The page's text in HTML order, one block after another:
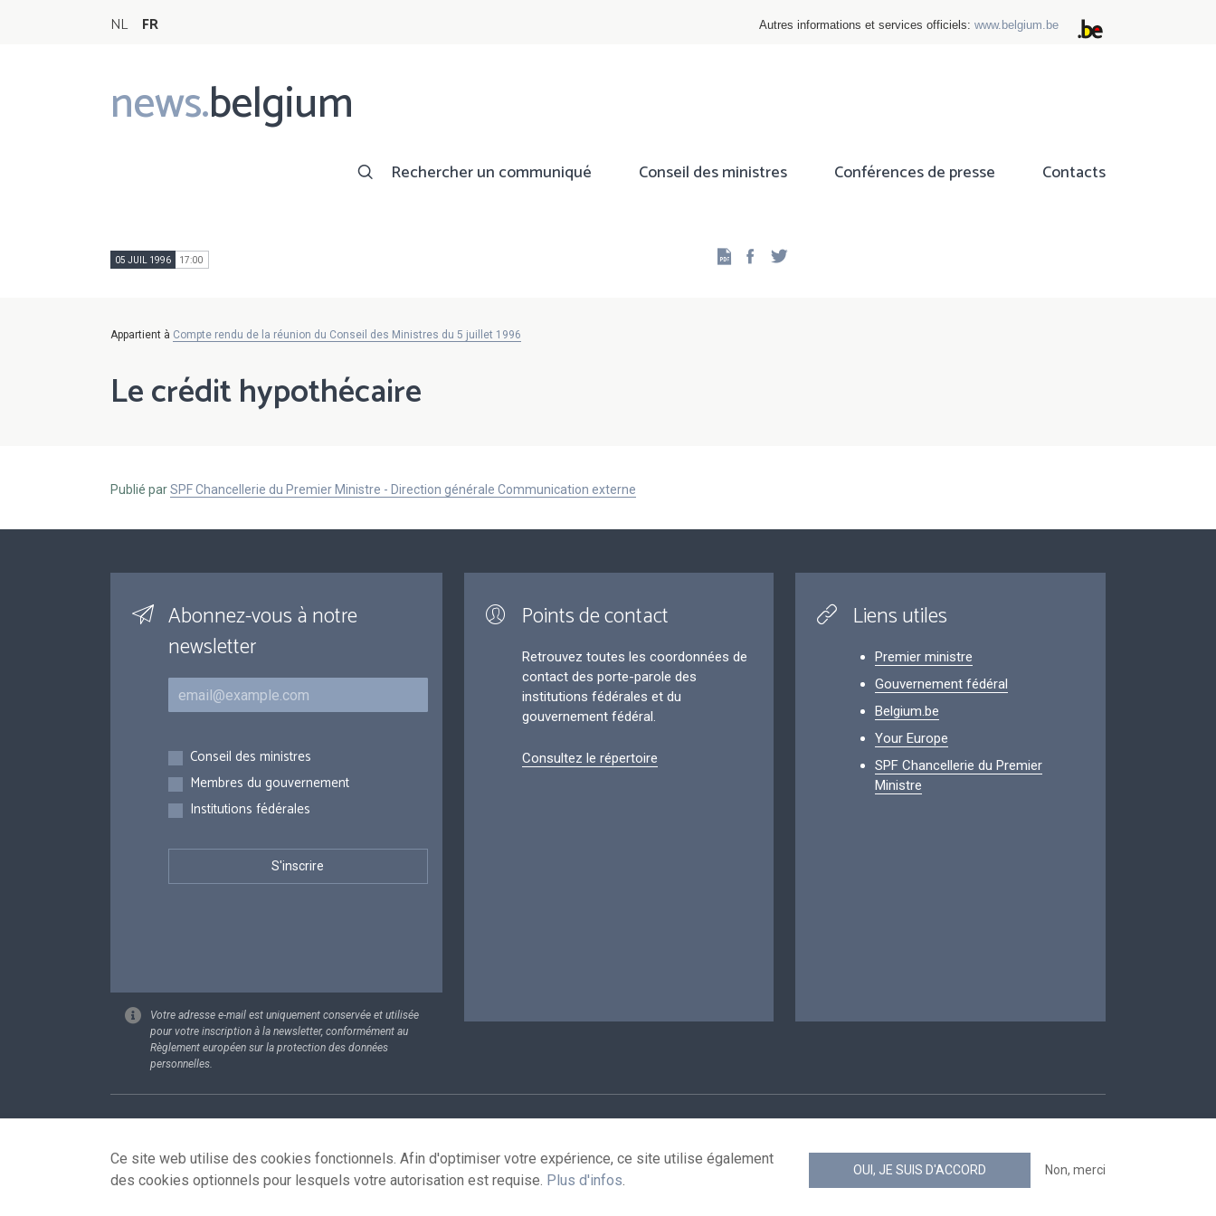
NL FR Autres informations et services officiels: www.belgium.be
news.belgium
Main
navigation
Rechercher un communiqué Conseil des ministres Conférences de presse Contacts
05 JUIL 1996 17:00 Facebook
Appartient à Compte rendu de la réunion du Conseil des Ministres du 5 juillet 1996
Le crédit hypothécaire
Publié parSPF Chancellerie du Premier Ministre - Direction générale Communication externe
Abonnez-vous à notre
newsletter
Courriel
Inscriptions
Conseil des ministres
Membres du gouvernement
Institutions fédérales
Votre adresse e-mail est uniquement conservée et utilisée
pour votre inscription à la newsletter, conformément au
Règlement européen sur la protection des données
personnelles.
Points de contact
Retrouvez toutes les coordonnées de
contact des porte-parole des
institutions fédérales et du
gouvernement fédéral.
Consultez le répertoire
Liens utiles
Premier ministre
Gouvernement fédéral
Belgium.be
Your Europe
SPF Chancellerie du Premier
Ministre
Ce site web utilise des cookies fonctionnels. Afin d'optimiser votre expérience, ce site utilise également
des cookies optionnels pour lesquels votre autorisation est requise. Plus d'infos.
OUI, JE SUIS D'ACCORD Non, merci